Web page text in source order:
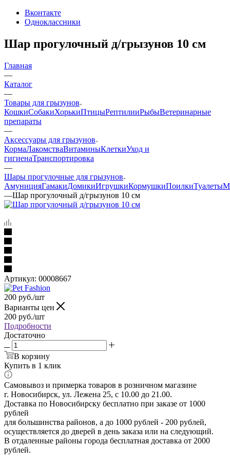
Вконтакте
Одноклассники
Шар прогулочный д/грызунов 10 см
Главная
—
Каталог
—
Товары для грызунов
КошкиСобакиХорькиПтицыРептилииРыбыВетеринарные
препараты
—
Аксессуары для грызунов
КормаЛакомстваВитаминыКлеткиУход и
гигиенаТранспортировка
—
Шары прогулочные для грызунов
АмуницияГамакиДомикиИгрушкиКормушкиПоилкиТуалеты
—Шар прогулочный д/грызунов 10 см
Артикул: 00008667
200 руб./шт
Варианты цен
200 руб./шт
Подробности
Достаточно
В корзину
Купить в 1 клик
Самовывоз и примерка товаров в розничном магазине
г. Новосибирск, ул. Лежена 25, с 10.00 до 21.00.
Доставка по Новосибирску бесплатно при заказе от 1000
рублей
для большинства районов, а до 1000 рублей - 200 рублей,
осуществляется до дверей в день заказа или на следующий.
В отдаленные районы города бесплатная доставка от 2000
рублей.